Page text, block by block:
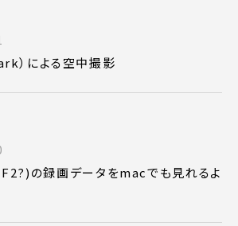
）による空中撮影
の録画データをmacでも見れるよ